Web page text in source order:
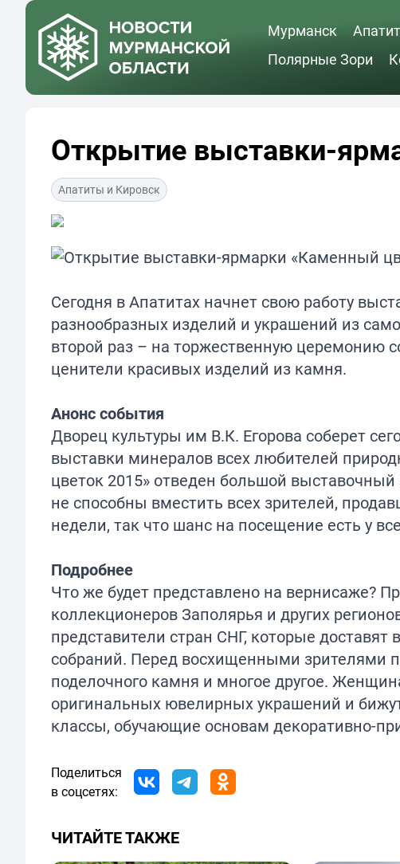
Мурманск
Полярные Зори
Открытие выставки-
Апатиты и Кировск
Сегодня в Апатитах начнет свою работу
разнообразных изделий и украшений из
второй раз – на торжественную церемонию
ценители красивых изделий из камня.
Анонс события
Дворец культуры им В.К. Егорова соберет
выставки минералов всех любителей
цветок 2015» отведен большой
не способны вместить всех зрителей,
недели, так что шанс на посещение есть у
Подробнее
Что же будет представлено на вернисаже?
коллекционеров Заполярья и других
представители стран СНГ, которые
собраний. Перед восхищенными зрителями
поделочного камня и многое другое.
оригинальных ювелирных украшений и
классы, обучающие основам декоративно-
Поделиться
в соцсетях:
ЧИТАЙТЕ ТАКЖЕ